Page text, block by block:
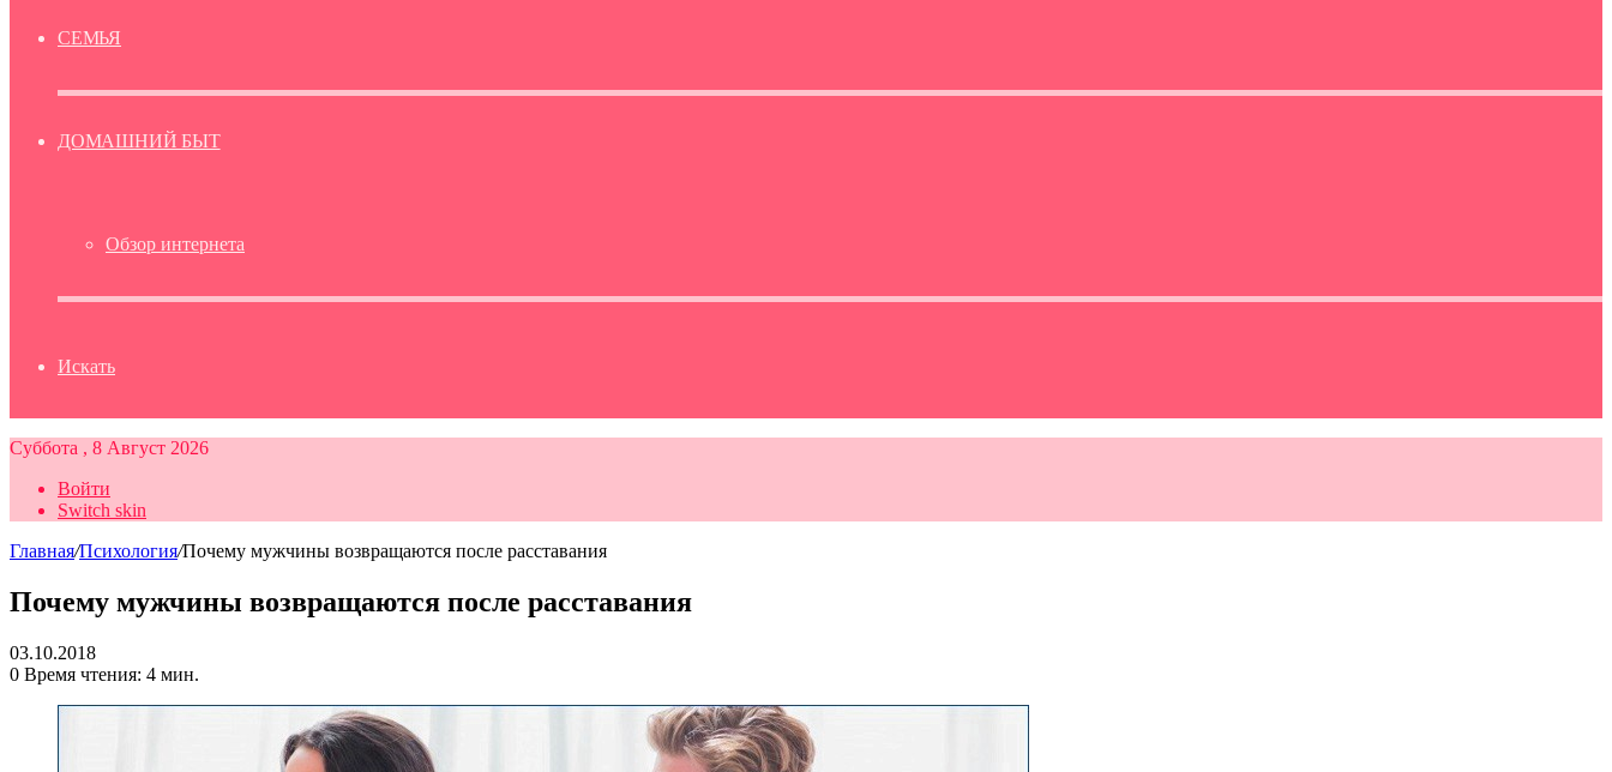
СЕМЬЯ
ДОМАШНИЙ БЫТ
Обзор интернета
Искать
Суббота , 8 Август 2026
Войти
Switch skin
Главная/Психология/Почему мужчины возвращаются после расставания
Почему мужчины возвращаются после расставания
03.10.2018
0 Время чтения: 4 мин.